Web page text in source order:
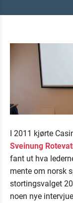
I 2011 kjørte
Sveinung
fant ut hva
mente om norsk
stortingsvalget
noen nye